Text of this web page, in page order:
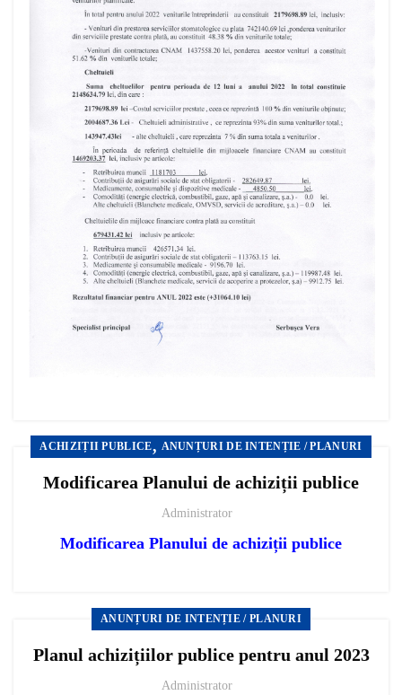
ACHIZIȚII PUBLICE, ANUNȚURI DE INTENȚIE / PLANURI
Modificarea Planului de achiziții publice
Administrator
Modificarea Planului de achiziții publice
ANUNȚURI DE INTENȚIE / PLANURI
Planul achizițiilor publice pentru anul 2023
Administrator